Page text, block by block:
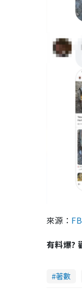
來源：
有料爆?
著數